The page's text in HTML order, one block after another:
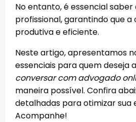
No entanto, é essencial
profissional, garantindo que a
produtiva e eficiente.
Neste artigo, apresentamos
essenciais para quem deseja
conversar com advogado
maneira possível. Confira
detalhadas para otimizar sua
Acompanhe!